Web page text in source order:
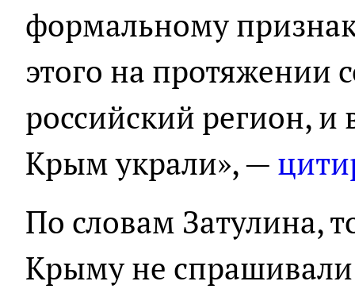
формальному
этого на протяжении
российский регион, и
Крым украли», —
По словам Затулина,
Крыму не спрашивали